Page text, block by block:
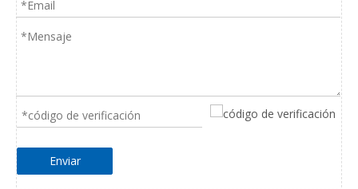
Enviar